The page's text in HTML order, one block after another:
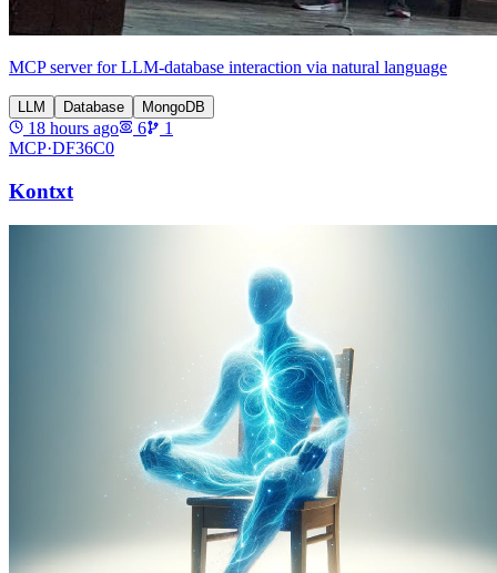
MCP server for LLM-database interaction via natural language
LLM Database MongoDB
18 hours ago 6
1
MCP·DF36C0
Kontxt